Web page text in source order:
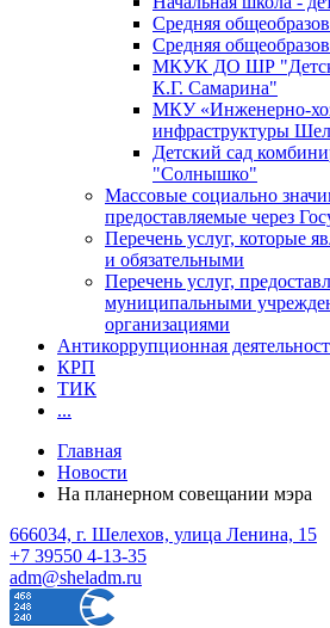
Средняя
Средняя
МКУК ДО ШР
К.Г. Самарина"
МКУ «Инженерно-
инфраструктуры
Детский сад
"Солнышко"
Массовые социально
предоставляемые через
Перечень услуг, которые
и обязательными
Перечень услуг,
муниципальными
организациями
Антикоррупционная
КРП
ТИК
...
Главная
Новости
На планерном совещании мэра
666034, г. Шелехов, улица Ленина, 15
+7 39550 4-13-35
adm@sheladm.ru